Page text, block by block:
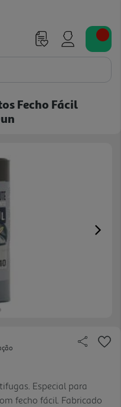
Fecho Fácil
Especial para
fecho fácil. Fabricado